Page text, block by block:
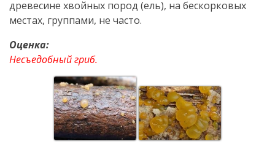
древесине хвойных пород (ель), на бескорковых
местах, группами, не часто.
Оценка:
Несъедобный гриб.